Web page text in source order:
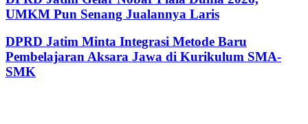
UMKM Pun Senang Jualannya Laris
DPRD Jatim Minta Integrasi Metode Baru
Pembelajaran Aksara Jawa di Kurikulum SMA-
SMK